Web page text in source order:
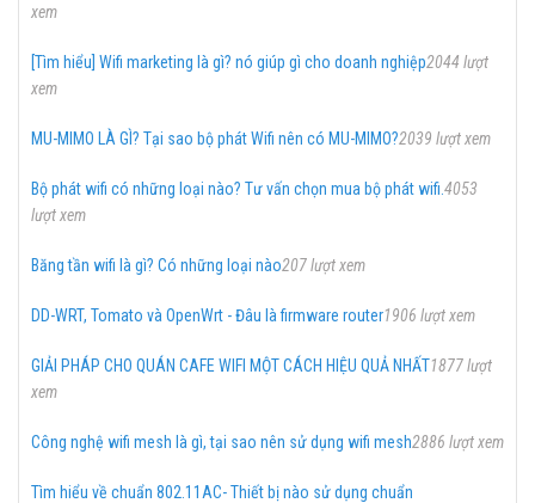
xem
[Tìm hiểu] Wifi marketing là gì? nó giúp gì cho doanh nghiệp2044 lượt
xem
MU-MIMO LÀ GÌ? Tại sao bộ phát Wifi nên có MU-MIMO?2039 lượt xem
Bộ phát wifi có những loại nào? Tư vấn chọn mua bộ phát wifi. 4053
lượt xem
Băng tần wifi là gì? Có những loại nào207 lượt xem
DD-WRT, Tomato và OpenWrt - Đâu là firmware router1906 lượt xem
GIẢI PHÁP CHO QUÁN CAFE WIFI MỘT CÁCH HIỆU QUẢ NHẤT1877 lượt
xem
Công nghệ wifi mesh là gì, tại sao nên sử dụng wifi mesh2886 lượt xem
Tìm hiểu về chuẩn 802.11AC- Thiết bị nào sử dụng chuẩn